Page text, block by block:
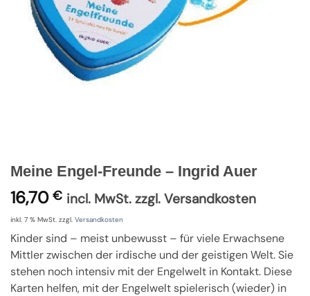
Meine Engel-Freunde – Ingrid Auer
16,70 € incl. MwSt. zzgl. Versandkosten
inkl. 7 % MwSt. zzgl. Versandkosten
Kinder sind – meist unbewusst – für viele Erwachsene
Mittler zwischen der irdische und der geistigen Welt. Sie
stehen noch intensiv mit der Engelwelt in Kontakt. Diese
Karten helfen, mit der Engelwelt spielerisch (wieder) in